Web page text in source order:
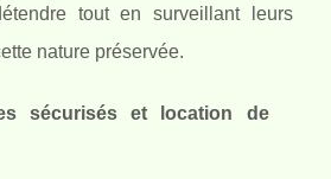
tout en surveillant leurs
nature préservée.
sécurisés et location de